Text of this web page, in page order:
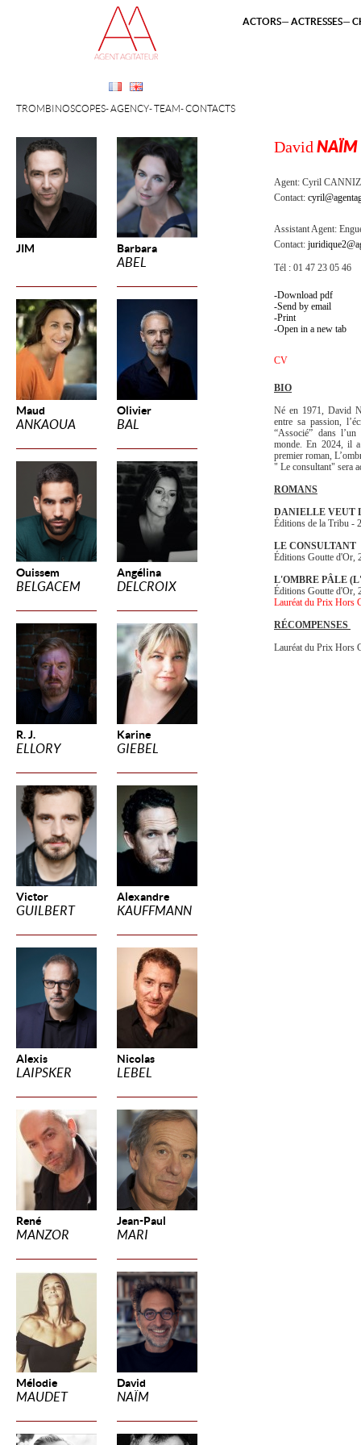
JIM Barbara
ABEL
Maud
ANKAOUA
Olivier
BAL
Ouissem
BELGACEM
Angélina
DELCROIX
R. J.
ELLORY
Karine
GIEBEL
Victor
GUILBERT
Alexandre
KAUFFMANN
Alexis
LAIPSKER
Nicolas
LEBEL
René
MANZOR
Jean-Paul
MARI
Mélodie
MAUDET
David
NAÏM
TROMBINOSCOPES AGENCY TEAM CONTACTS
ACTORS ACTRESSES
David NAÏM
Agent: Cyril
Contact:
Assistant Agent:
Contact:
Tél : 01 47 23 05 46
Download pdf
Send by email
Print
Open in a new tab
CV
BIO
Né en 1971, David
entre sa passion,
“Associé” dans
monde. En 2024, il
premier roman,
" Le consultant" sera
ROMANS
DANIELLE VEUT
Éditions de la Tribu -
LE CONSULTANT
Éditions Goutte d'Or,
L'OMBRE PÂLE
Éditions Goutte d'Or,
Lauréat du Prix Hors
RÉCOMPENSES
Lauréat du Prix Hors